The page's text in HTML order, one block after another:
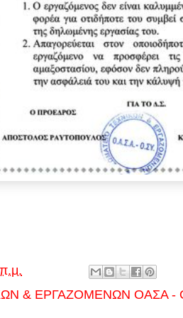
& ΕΡΓΑΖΟΜΕΝΩΝ ΟΑΣΑ -